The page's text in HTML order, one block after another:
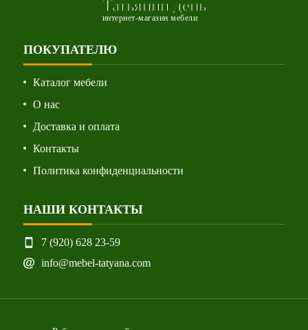
Татьянин день
интернет-магазин мебели
ПОКУПАТЕЛЮ
Каталог мебели
О нас
Доставка и оплата
Контакты
Политика конфиденциальности
НАШИ КОНТАКТЫ
7 (920) 628 23-59
info@mebel-tatyana.com